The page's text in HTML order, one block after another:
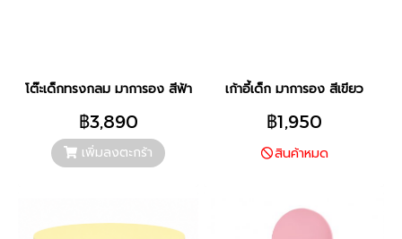
โต๊ะเด็กทรงกลม มาการอง สีฟ้า
฿3,890
เพิ่มลงตะกร้า
เก้าอี้เด็ก มาการอง สีเขียว
฿1,950
สินค้าหมด